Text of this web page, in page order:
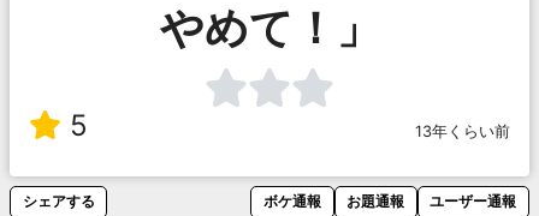
やめて！」
5 13年くらい前
シェアする ボケ通報 お題通報 ユーザー通報